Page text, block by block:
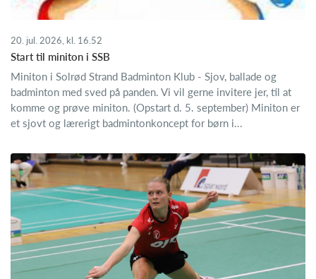
20. jul. 2026, kl. 16.52
Start til miniton i SSB
Miniton i Solrød Strand Badminton Klub - Sjov, ballade og
badminton med sved på panden. Vi vil gerne invitere jer, til at
komme og prøve miniton. (Opstart d. 5. september) Miniton er
et sjovt og lærerigt badmintonkoncept for børn i...